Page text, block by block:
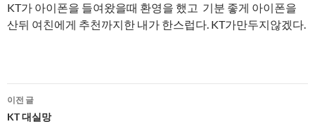
KT가 아이폰을 들여왔을때 환영을 했고 기분 좋게 아이폰을
산뒤 여친에게 추천까지한 내가 한스럽다. KT가만두지않겠다.
글
네
이전 글
KT 대실망